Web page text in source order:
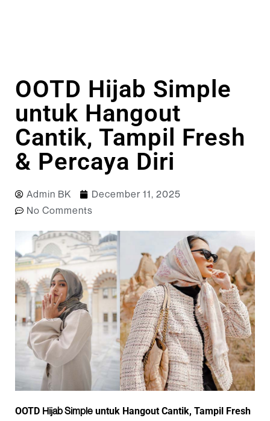
OOTD Hijab Simple
untuk Hangout
Cantik, Tampil Fresh
& Percaya Diri
Admin BK
December 11, 2025
No Comments
OOTD Hijab Simple untuk Hangout Cantik, Tampil Fresh